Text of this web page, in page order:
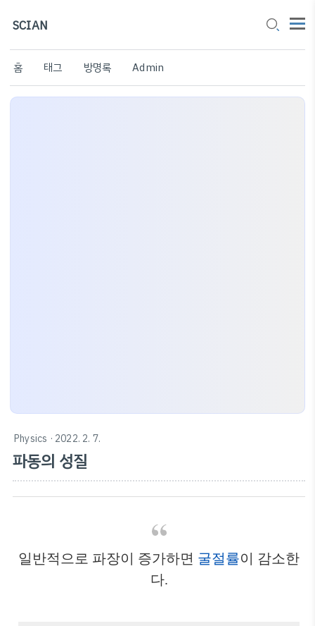
SCIAN
홈 태그 방명록 Admin
Physics · 2022. 2. 7.
파동의 성질
일반적으로 파장이 증가하면 굴절률이 감소한
다.